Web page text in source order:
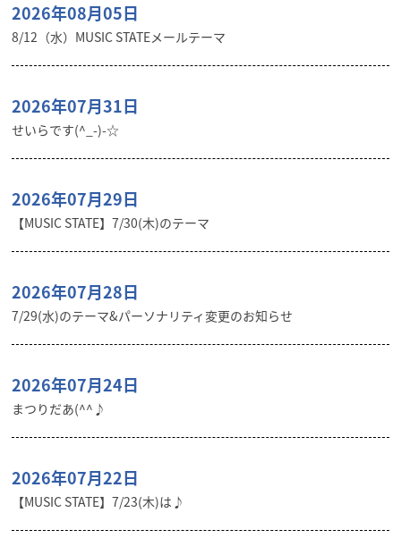
2026年08月05日
8/12（水）MUSIC STATEメールテーマ
2026年07月31日
せいらです(^_-)-☆
2026年07月29日
【MUSIC STATE】7/30(木)のテーマ
2026年07月28日
7/29(水)のテーマ&パーソナリティ変更のお知らせ
2026年07月24日
まつりだあ(^^♪
2026年07月22日
【MUSIC STATE】7/23(木)は♪